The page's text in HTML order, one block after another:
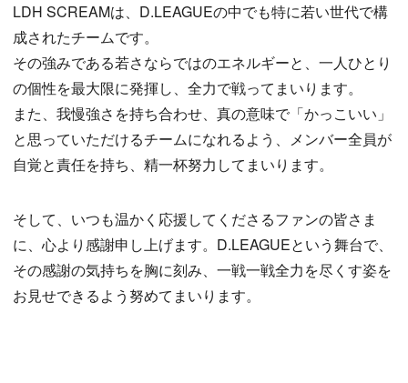
LDH SCREAMは、D.LEAGUEの中でも特に若い世代で構
成されたチームです。
その強みである若さならではのエネルギーと、一人ひとり
の個性を最大限に発揮し、全力で戦ってまいります。
また、我慢強さを持ち合わせ、真の意味で「かっこいい」
と思っていただけるチームになれるよう、メンバー全員が
自覚と責任を持ち、精一杯努力してまいります。
そして、いつも温かく応援してくださるファンの皆さま
に、心より感謝申し上げます。D.LEAGUEという舞台で、
その感謝の気持ちを胸に刻み、一戦一戦全力を尽くす姿を
お見せできるよう努めてまいります。